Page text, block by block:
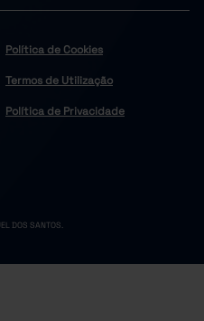
Política de Cookies
Termos de Utilização
Política de Privacidade
DOS SANTOS.